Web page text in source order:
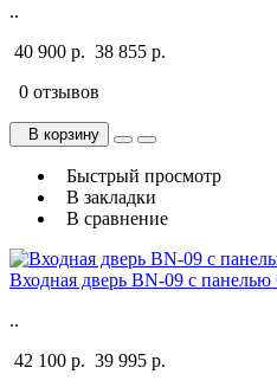
..
40 900 р. 38 855 р.
0 отзывов
В корзину
Быстрый просмотр
В закладки
В сравнение
Входная дверь BN-09 с
..
42 100 р. 39 995 р.